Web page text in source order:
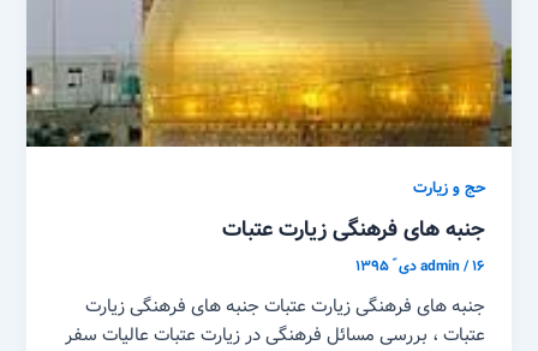
حج و زیارت
جنبه های فرهنگی زیارت عتبات
admin/۱۶ دی ّ ۱۳۹۵
جنبه های فرهنگی زیارت عتبات جنبه های فرهنگی زیارت
عتبات ، بررسی مسائل فرهنگی در زیارت عتبات عالیات سفر